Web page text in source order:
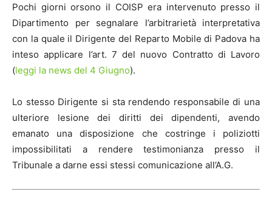
Pochi giorni orsono il COISP era intervenuto presso il
Dipartimento per segnalare l’arbitrarietà interpretativa
con la quale il Dirigente del Reparto Mobile di Padova ha
inteso applicare l’art. 7 del nuovo Contratto di Lavoro
(leggi la news del 4 Giugno).
Lo stesso Dirigente si sta rendendo responsabile di una
ulteriore lesione dei diritti dei dipendenti, avendo
emanato una disposizione che costringe i poliziotti
impossibilitati a rendere testimonianza presso il
Tribunale a darne essi stessi comunicazione all’A.G.